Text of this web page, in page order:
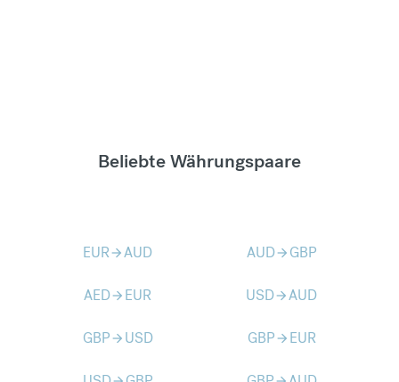
Beliebte Währungspaare
EURarrow_forwardAUD AUDarrow_forward GBP
AEDarrow_forward EUR USDarrow_forwardAUD
GBParrow_forward USD GBParrow_forward EUR